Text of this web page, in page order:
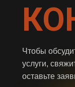
Чтобы
услуги,
оставьте